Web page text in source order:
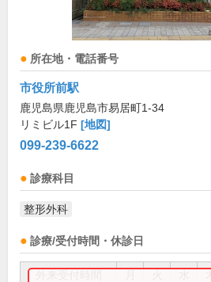
所在地・電話番号
市役所前駅
鹿児島県鹿児島市易居町1-34
リミビル1F [地図]
099-239-6622
診療科目
整形外科
診療/受付時間・休診日